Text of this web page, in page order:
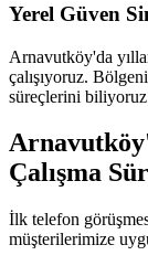
Yerel Güven
Arnavutköy'da
çalışıyoruz.
süreçlerini
Çalışma
İlk telefon
müşterilerimize